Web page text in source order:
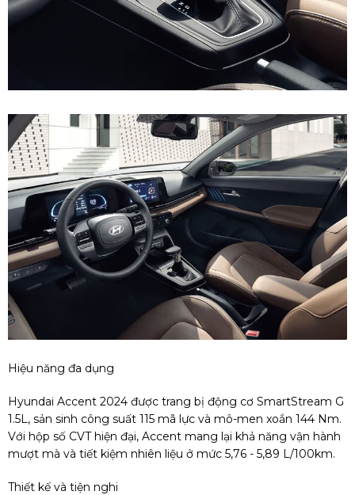
Hiệu năng đa dụng
Hyundai Accent 2024 được trang bị động cơ SmartStream G
1.5L, sản sinh công suất 115 mã lực và mô-men xoắn 144 Nm.
Với hộp số CVT hiện đại, Accent mang lại khả năng vận hành
mượt mà và tiết kiệm nhiên liệu ở mức 5,76 - 5,89 L/100km.
Thiết kế và tiện nghi